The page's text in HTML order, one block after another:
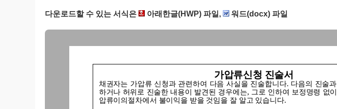
다운로드할 수 있는 서식은 아래한글(HWP) 파일, 워드(docx) 파일
가압류신청 진술서
채권자는 가압류 신청과 관련하여 다음 사실을 진술합니다. 다음의 진술과
하거나 허위로 진술한 내용이 발견된 경우에는, 그로 인하여 보정명령 없이
압류이의절차에서 불이익을 받을 것임을 잘 알고 있습니다.